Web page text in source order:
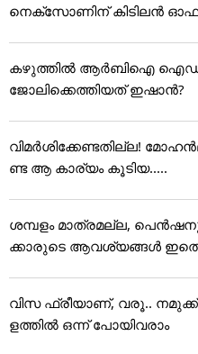
നെക്സോണിന് കിടിലൻ
കഴുത്തില്‍ ആര്‍ബിഐ ഐഡി
ജോലിക്കെത്തിയത് ഇഷാന്‍?
വിമർശിക്കേണ്ടതില്ല!
ണ്ട ആ കാര്യം കൂടിയ.....
ശമ്പളം മാത്രമല്ല,
ക്കാരുടെ ആവശ്യങ്ങൾ
വിസ ഫ്രീയാണ്, വരൂ.. നമുക്ക്
ളത്തിൽ ഒന്ന് പോയിവരാം